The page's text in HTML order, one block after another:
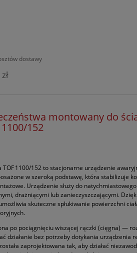
dostawy
montowany do
152
TOF 1100/152 to stacjonarne urządzenie
w szeroką podstawę, która stabilizuje
Urządzenie służy do natychmiastowego
drażniącymi lub zanieczyszczającymi.
skuteczne spłukiwanie powierzchni
po pociągnięciu wiszącej rączki (cięgna) —
działanie bez potrzeby dotykania urządzenia
zaprojektowana tak, aby działać